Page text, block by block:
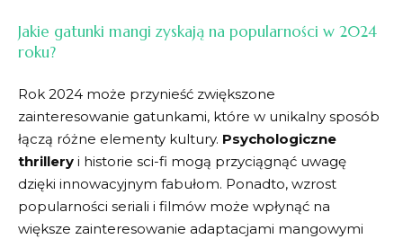
Jakie gatunki mangi zyskają na popularności w 2024‌
roku?
Rok 2024 może przynieść zwiększone‌
zainteresowanie ⁢gatunkami, które w unikalny sposób
łączą ⁢różne elementy kultury. Psychologiczne⁢
thrillery i historie sci-fi mogą przyciągnąć uwagę
dzięki innowacyjnym ⁣fabułom. Ponadto, wzrost
⁢popularności seriali i filmów może wpłynąć‌ na
większe zainteresowanie adaptacjami mangowymi